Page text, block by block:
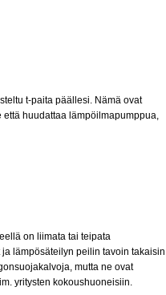
t-paita päällesi. Nämä ovat
huudattaa lämpöilmapumppua,
on liimata tai teipata
lämpösäteilyn peilin tavoin takaisin
mutta ne ovat
yritysten kokoushuoneisiin.